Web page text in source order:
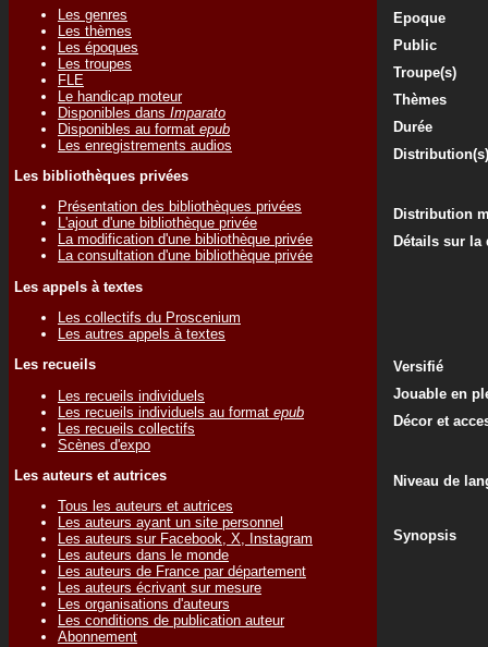
Les genres
Les thèmes
Les époques
Les troupes
FLE
Le handicap moteur
Disponibles dans Imparato
Disponibles au format epub
Les enregistrements audios
Les bibliothèques privées
Présentation des bibliothèques privées
L'ajout d'une bibliothèque privée
La modification d'une bibliothèque privée
La consultation d'une bibliothèque privée
Les appels à textes
Les collectifs du Proscenium
Les autres appels à textes
Les recueils
Les recueils individuels
Les recueils individuels au format epub
Les recueils collectifs
Scènes d'expo
Les auteurs et autrices
Tous les auteurs et autrices
Les auteurs ayant un site personnel
Les auteurs sur Facebook, X, Instagram
Les auteurs dans le monde
Les auteurs de France par département
Les auteurs écrivant sur mesure
Les organisations d'auteurs
Les conditions de publication auteur
Abonnement
Epoque
Public
Troupe(s)
Thèmes
Durée
Distribution(s)
Distribution
Détails sur
Versifié
Jouable en
Décor et
Niveau de
Synopsis